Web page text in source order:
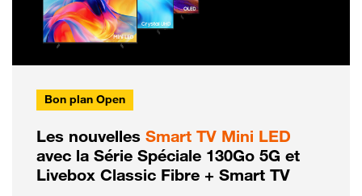
Bon plan Open
Les nouvelles Smart TV Mini LED
avec la Série Spéciale 130Go 5G et
Livebox Classic Fibre + Smart TV